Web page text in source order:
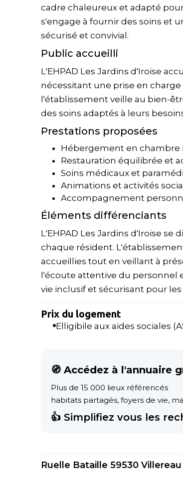
cadre chaleureux et adapté
s'engage à fournir des soins et
sécurisé et convivial.
Public accueilli
L'EHPAD Les Jardins d'Iroise
nécessitant une prise en
l'établissement veille au bien-
des soins adaptés à leurs
Prestations proposées
Hébergement en chambre
Restauration équilibrée et
Soins médicaux et
Animations et activités
Accompagnement
Éléments différenciants
L'EHPAD Les Jardins d'Iroise
chaque résident.
accueillies tout en veillant à
l'écoute attentive du personnel
vie inclusif et sécurisant pour
Prix du logement
Elligibile aux aides sociales
🧭 Accédez à l'annuaire
Plus de 15 000 lieux référencés
habitats partagés, foyers de vie,
👍 Simplifiez vous les
Ruelle Bataille 59530 Villereau